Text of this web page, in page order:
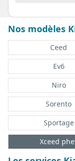
Nos modèles
Ceed
Ev6
Niro
Sorento
Sportage
Xceed